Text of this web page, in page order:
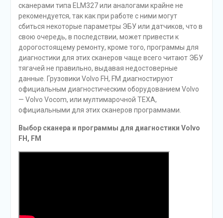
сканерами типа ELM327 или аналогами крайне не
рекомендуется, так как при работе с ними могут
сбиться некоторые параметры ЭБУ или датчиков, что в
свою очередь, в последствии, может привести к
дорогостоящему ремонту, кроме того, программы для
диагностики для этих сканеров чаще всего читают ЭБУ
тягачей не правильно, выдавая недостоверные
данные. Грузовики Volvo FH, FM диагностируют
официальным диагностическим оборудованием Volvo
— Volvo Vocom, или мултимарочной TEXA,
официальными для этих сканеров программами.
Выбор сканера и программы для диагностики Volvo
FH, FM